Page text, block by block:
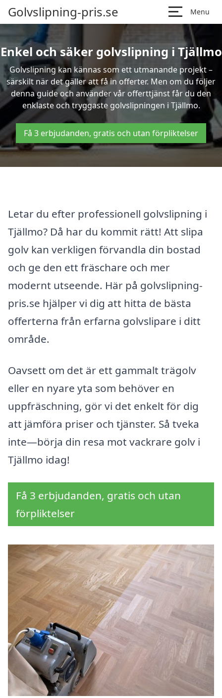
Golvslipning-pris.se Menu
Enkel och säker golvslipning i Tjällmo
Golvslipning kan kännas som ett utmanande projekt –
särskilt när det gäller att få in offerter. Men om du följer
denna guide och använder vår offerttjänst får du den
enklaste och tryggaste golvslipningen i Tjällmo.
Få 3 erbjudanden, gratis och utan förpliktelser
Letar du efter professionell golvslipning i
Tjällmo? Då har du kommit rätt! Att slipa
golv kan verkligen förvandla din bostad
och ge den ett fräschare och mer
modernt utseende. Här på golvslipning-
pris.se hjälper vi dig att hitta de bästa
offerterna från erfarna golvslipare i ditt
område.
Oavsett om det är ett gammalt trägolv
eller en nyare yta som behöver en
uppfräschning, gör vi det enkelt för dig
att jämföra priser och tjänster. Så tveka
inte—börja din resa mot vackrare golv i
Tjällmo idag!
Få 3 erbjudanden, gratis och utan
förpliktelser